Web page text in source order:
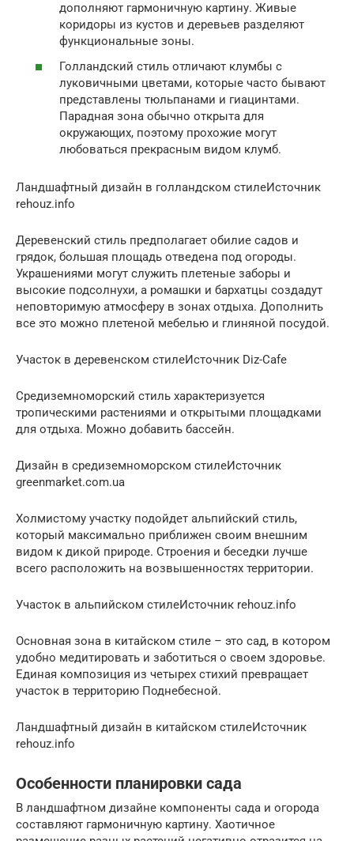
дополняют гармоничную картину. Живые
коридоры из кустов и деревьев разделяют
функциональные зоны.
Голландский стиль отличают клумбы с
луковичными цветами, которые часто бывают
представлены тюльпанами и гиацинтами.
Парадная зона обычно открыта для
окружающих, поэтому прохожие могут
любоваться прекрасным видом клумб.
Ландшафтный дизайн в голландском стилеИсточник
rehouz.info
Деревенский стиль предполагает обилие садов и
грядок, большая площадь отведена под огороды.
Украшениями могут служить плетеные заборы и
высокие подсолнухи, а ромашки и бархатцы создадут
неповторимую атмосферу в зонах отдыха. Дополнить
все это можно плетеной мебелью и глиняной посудой.
Участок в деревенском стилеИсточник Diz-Cafe
Средиземноморский стиль характеризуется
тропическими растениями и открытыми площадками
для отдыха. Можно добавить бассейн.
Дизайн в средиземноморском стилеИсточник
greenmarket.com.ua
Холмистому участку подойдет альпийский стиль,
который максимально приближен своим внешним
видом к дикой природе. Строения и беседки лучше
всего расположить на возвышенностях территории.
Участок в альпийском стилеИсточник rehouz.info
Основная зона в китайском стиле – это сад, в котором
удобно медитировать и заботиться о своем здоровье.
Единая композиция из четырех стихий превращает
участок в территорию Поднебесной.
Ландшафтный дизайн в китайском стилеИсточник
rehouz.info
Особенности планировки сада
В ландшафтном дизайне компоненты сада и огорода
составляют гармоничную картину. Хаотичное